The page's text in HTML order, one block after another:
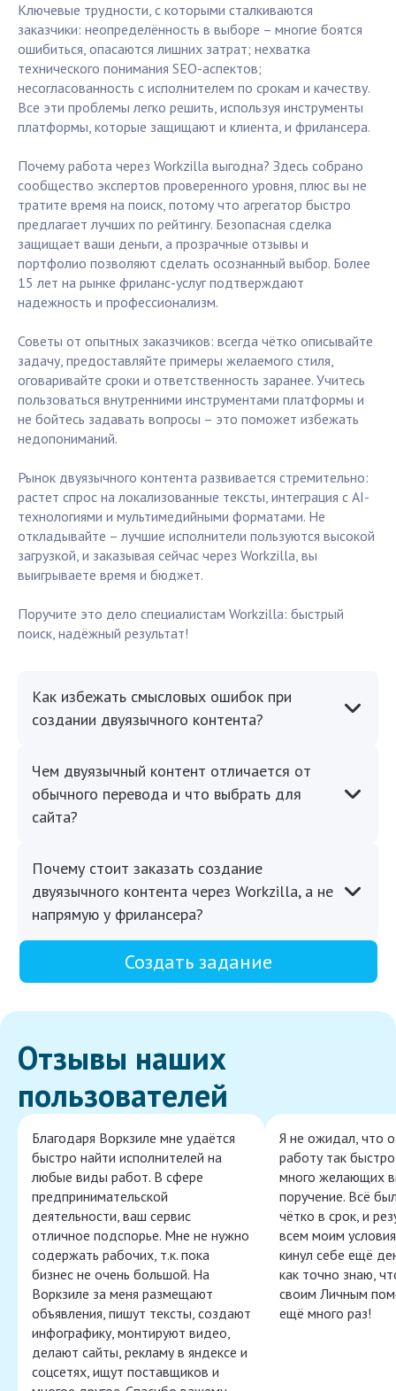
Ключевые трудности, с которыми сталкиваются
заказчики: неопределённость в выборе – многие боятся
ошибиться, опасаются лишних затрат; нехватка
технического понимания SEO-аспектов;
несогласованность с исполнителем по срокам и качеству.
Все эти проблемы легко решить, используя инструменты
платформы, которые защищают и клиента, и фрилансера.
Почему работа через Workzilla выгодна? Здесь собрано
сообщество экспертов проверенного уровня, плюс вы не
тратите время на поиск, потому что агрегатор быстро
предлагает лучших по рейтингу. Безопасная сделка
защищает ваши деньги, а прозрачные отзывы и
портфолио позволяют сделать осознанный выбор. Более
15 лет на рынке фриланс-услуг подтверждают
надежность и профессионализм.
Советы от опытных заказчиков: всегда чётко описывайте
задачу, предоставляйте примеры желаемого стиля,
оговаривайте сроки и ответственность заранее. Учитесь
пользоваться внутренними инструментами платформы и
не бойтесь задавать вопросы – это поможет избежать
недопониманий.
Рынок двуязычного контента развивается стремительно:
растет спрос на локализованные тексты, интеграция с AI-
технологиями и мультимедийными форматами. Не
откладывайте – лучшие исполнители пользуются высокой
загрузкой, и заказывая сейчас через Workzilla, вы
выигрываете время и бюджет.
Поручите это дело специалистам Workzilla: быстрый
поиск, надёжный результат!
Как избежать смысловых ошибок при
создании двуязычного контента?
Чем двуязычный контент отличается от
обычного перевода и что выбрать для
сайта?
Почему стоит заказать создание
двуязычного контента через Workzilla, а не
напрямую у фрилансера?
Создать задание
Отзывы наших
пользователей
Благодаря Воркзиле мне удаётся
быстро найти исполнителей на
любые виды работ. В сфере
предпринимательской
деятельности, ваш сервис
отличное подспорье. Мне не нужно
содержать рабочих, т.к. пока
бизнес не очень большой. На
Воркзиле за меня размещают
объявления, пишут тексты, создают
инфографику, монтируют видео,
делают сайты, рекламу в яндексе и
соцсетях, ищут поставщиков и
Я не ожидал, что
работу так
много желающих
поручение. Всё
чётко в срок, и
всем моим
кинул себе ещё
как точно знаю,
своим Личным
ещё много раз!